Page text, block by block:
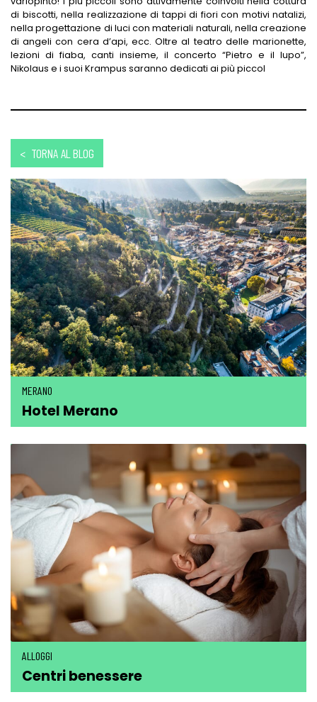
di biscotti, nella realizzazione di tappi di fiori con motivi natalizi,
nella progettazione di luci con materiali naturali, nella creazione
di angeli con cera d’api, ecc. Oltre al teatro delle marionette,
lezioni di fiaba, canti insieme, il concerto “Pietro e il lupo”,
Nikolaus e i suoi Krampus saranno dedicati ai più piccol
< TORNA AL BLOG
MERANO
Hotel Merano
ALLOGGI
Centri benessere